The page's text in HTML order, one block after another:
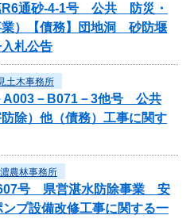
R6通砂-4-1号 公共 防災・
業）【債務】団地洞 砂防堰
札公告
土木事務所
A003－B071－3他号 公共
除）他（債務）工事に関す
農林事務所
号 県営湛水防除事業 安
プ設備改修工事に関する一